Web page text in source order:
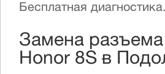
Бесплатная диагностика.
Замена
Honor 8S в